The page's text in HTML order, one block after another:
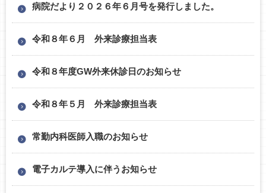
病院だより２０２６年６月号を発行しました。
令和８年６月 外来診療担当表
令和８年度GW外来休診日のお知らせ
令和８年５月 外来診療担当表
常勤内科医師入職のお知らせ
電子カルテ導入に伴うお知らせ